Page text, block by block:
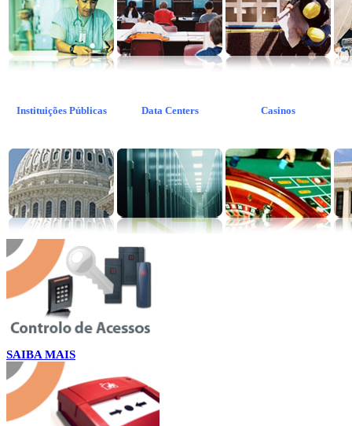
Instituições Públicas Data Centers Casinos
SAIBA MAIS